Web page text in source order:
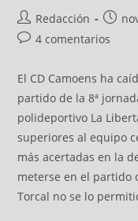
Redacción
4 comentarios
El CD Camoens ha
partido de la 8ª
polideportivo La
superiores al equipo
más acertadas en la
meterse en el partido
Torcal no se lo